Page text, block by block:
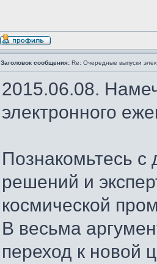
Заголовок сообщения: Re: Очередные выпуски
2015.06.08.
электронного
Познакомьтесь
решений и
космической
В весьма
переход к новой